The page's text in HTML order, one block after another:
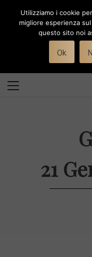
Toggle
Il magazine per le
Menu
21
Utilizziamo i cookie
migliore esperienza
questo sito noi
Ok